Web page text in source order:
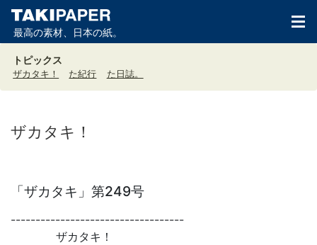
最高の素材、日本の紙。
トピックス
ザカタキ！ た紀行 た日誌。
ザカタキ！
「ザカタキ」第249号
-----------------------------------
ザカタキ！